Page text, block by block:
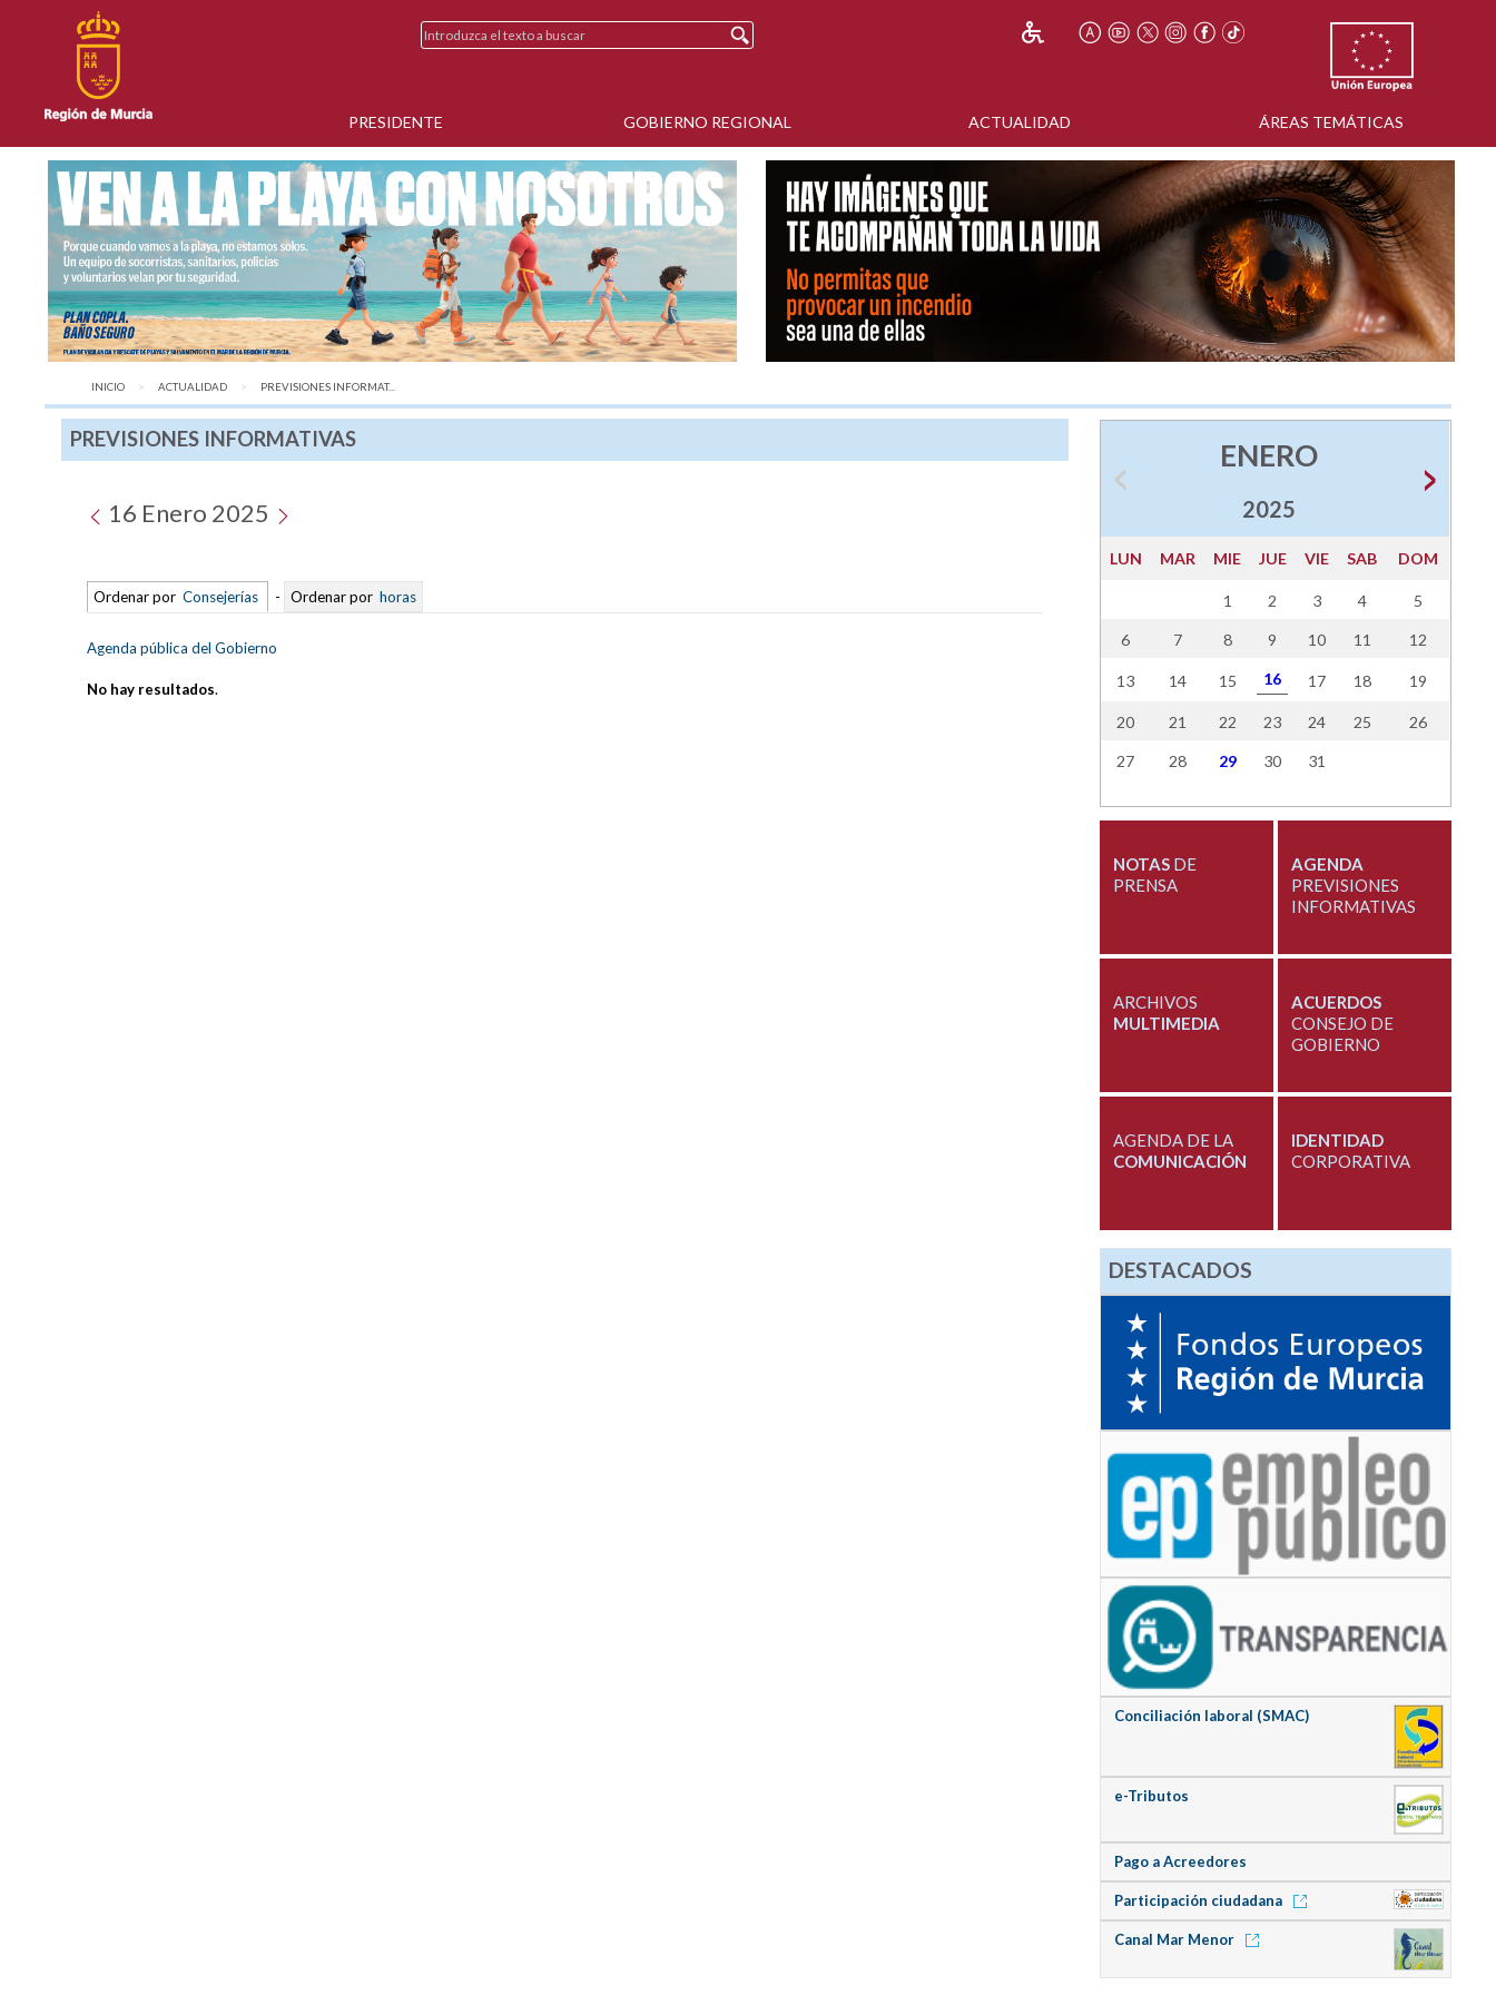
PRESIDENTE GOBIERNO REGIONAL ACTUALIDAD ÁREAS TEMÁTICAS
INICIO ACTUALIDAD AQUÍ:
PREVISIONES INFORMAT...
PREVISIONES INFORMATIVAS
16 Enero 2025
Ordenar por Consejerías - Ordenar por horas
Agenda pública del Gobierno
No hay resultados.
ENERO
2025
LUN MAR MIE JUE VIE SAB DOM
1 2 3 4 5
6 7 8 9 10 11 12
13 14 15 16 17 18 19
20 21 22 23 24 25 26
27 28 29 30 31
NOTASDE
PRENSA
AGENDA
PREVISIONES
INFORMATIVAS
ARCHIVOS
MULTIMEDIA
ACUERDOS
CONSEJO DE
GOBIERNO
AGENDA DE LA
COMUNICACIÓN
IDENTIDAD
CORPORATIVA
DESTACADOS
Conciliación laboral (SMAC)
e-Tributos
Pago a Acreedores
Participación ciudadana
Canal Mar Menor